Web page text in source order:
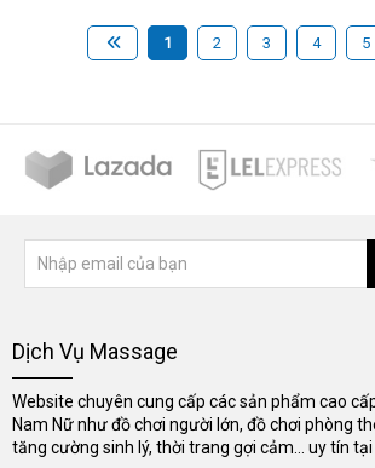
1 2 3 4 5
Dịch Vụ Massage
Website chuyên cung cấp các sản phẩm cao
Nam Nữ như đồ chơi người lớn, đồ chơi phòng
tăng cường sinh lý, thời trang gợi cảm... uy tín tại